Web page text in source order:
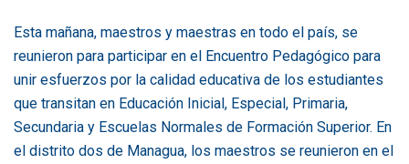
Esta mañana, maestros y maestras en todo el país, se
reunieron para participar en el Encuentro Pedagógico para
unir esfuerzos por la calidad educativa de los estudiantes
que transitan en Educación Inicial, Especial, Primaria,
Secundaria y Escuelas Normales de Formación Superior. En
el distrito dos de Managua, los maestros se reunieron en el